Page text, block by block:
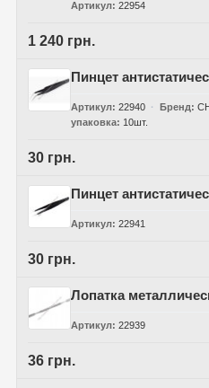
Артикул 22954
1 240 грн.
Пинцет
Артикул 22940 Бренд
упаковка
10шт.
30 грн.
Пинцет
Артикул 22941
30 грн.
Лопатка
Артикул 22939
36 грн.